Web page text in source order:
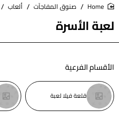
لعبة الأسرة
صنوق المفاجآت ألعاب
الأقسام الفرعية
قلعة فيلا لعبة